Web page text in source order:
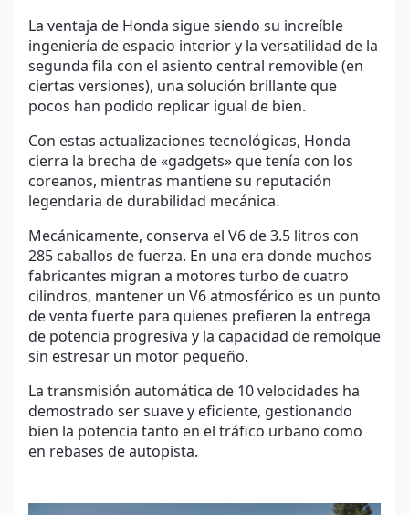
La ventaja de Honda sigue siendo su increíble
ingeniería de espacio interior y la versatilidad de la
segunda fila con el asiento central removible (en
ciertas versiones), una solución brillante que
pocos han podido replicar igual de bien.
Con estas actualizaciones tecnológicas, Honda
cierra la brecha de «gadgets» que tenía con los
coreanos, mientras mantiene su reputación
legendaria de durabilidad mecánica.
Mecánicamente, conserva el V6 de 3.5 litros con
285 caballos de fuerza. En una era donde muchos
fabricantes migran a motores turbo de cuatro
cilindros, mantener un V6 atmosférico es un punto
de venta fuerte para quienes prefieren la entrega
de potencia progresiva y la capacidad de remolque
sin estresar un motor pequeño.
La transmisión automática de 10 velocidades ha
demostrado ser suave y eficiente, gestionando
bien la potencia tanto en el tráfico urbano como
en rebases de autopista.